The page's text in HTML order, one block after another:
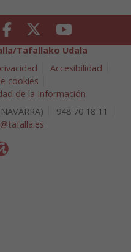
Facebook Twitter Youtube
Tafallako Udala
Accesibilidad
cookies
de la Información
948 70 18 11